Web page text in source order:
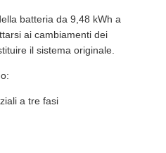
batteria da 9,48 kWh a
ai cambiamenti dei
il sistema originale.
a tre fasi